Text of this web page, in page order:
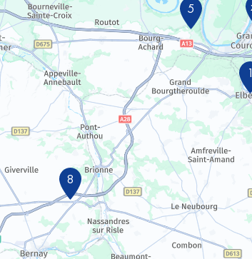
8
5
1